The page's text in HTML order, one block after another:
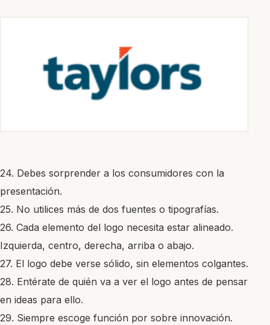
24. Debes sorprender a los consumidores con la
presentación.
25. No utilices más de dos fuentes o tipografías.
26. Cada elemento del logo necesita estar alineado.
Izquierda, centro, derecha, arriba o abajo.
27. El logo debe verse sólido, sin elementos colgantes.
28. Entérate de quién va a ver el logo antes de pensar
en ideas para ello.
29. Siempre escoge función por sobre innovación.